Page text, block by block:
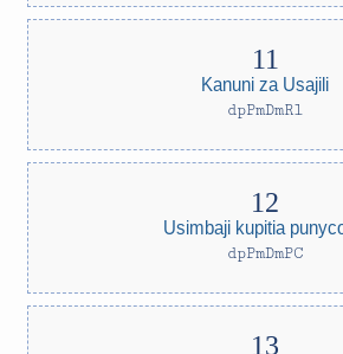
Kanuni za Usajili
dpPmDmRl
Usimbaji kupitia
dpPmDmPC